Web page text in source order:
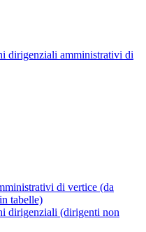
dirigenziali amministrativi di
di vertice (da
tabelle)
dirigenziali (dirigenti non